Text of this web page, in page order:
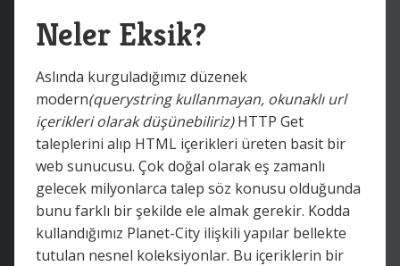
Neler Eksik?
Aslında kurguladığımız düzenek
modern(querystring kullanmayan, okunaklı url
içerikleri olarak düşünebiliriz)HTTP Get
taleplerini alıp HTML içerikleri üreten basit bir
web sunucusu. Çok doğal olarak eş zamanlı
gelecek milyonlarca talep söz konusu olduğunda
bunu farklı bir şekilde ele almak gerekir. Kodda
kullandığımız Planet-City ilişkili yapılar bellekte
tutulan nesnel koleksiyonlar. Bu içeriklerin bir